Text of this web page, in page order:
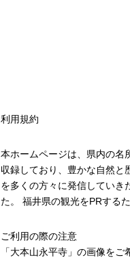
利用規約
本ホームページは、県内の名
収録しており、豊かな自然と
を多くの方々に発信していき
た。 福井県の観光をPRする
ご利用の際の注意
「大本山永平寺」の画像を